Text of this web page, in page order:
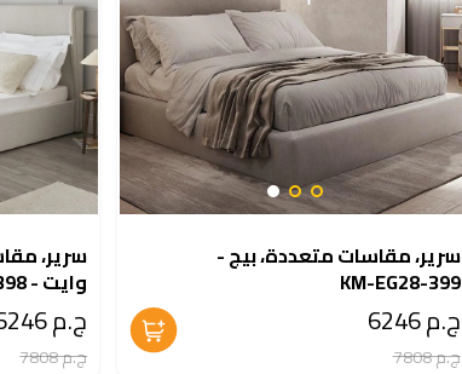
سرير، مقاسات متعددة، بيج -
KM-EG28-399
ج.م 6246
ج.م 7808
سرير،
وايت - KM-EG28-398
ج.م 6246
ج.م 7808